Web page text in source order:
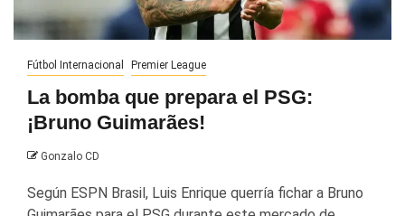
Fútbol Internacional Premier League
La bomba que prepara el PSG:
¡Bruno Guimarães!
Gonzalo CD
Según ESPN Brasil, Luis Enrique querría fichar a Bruno